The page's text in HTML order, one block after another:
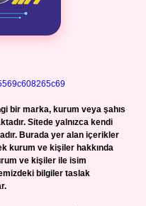
bir marka, kurum veya şahıs
Sitede yalnızca kendi
Burada yer alan içerikler
kurum ve kişiler hakkında
ve kişiler ile isim
bilgiler taslak